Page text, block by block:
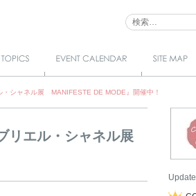
ップ
シャネル展 MANIFESTE DE MODE』開催中！
リエル・シャネル展
Update